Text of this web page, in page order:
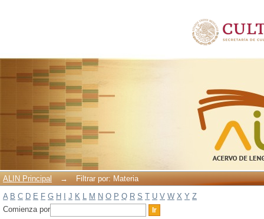
ALIN Principal →
Filtrar por: Materia
A B C D E F G H J K L M N O P Q R S T U V W X Y Z
Comienza por